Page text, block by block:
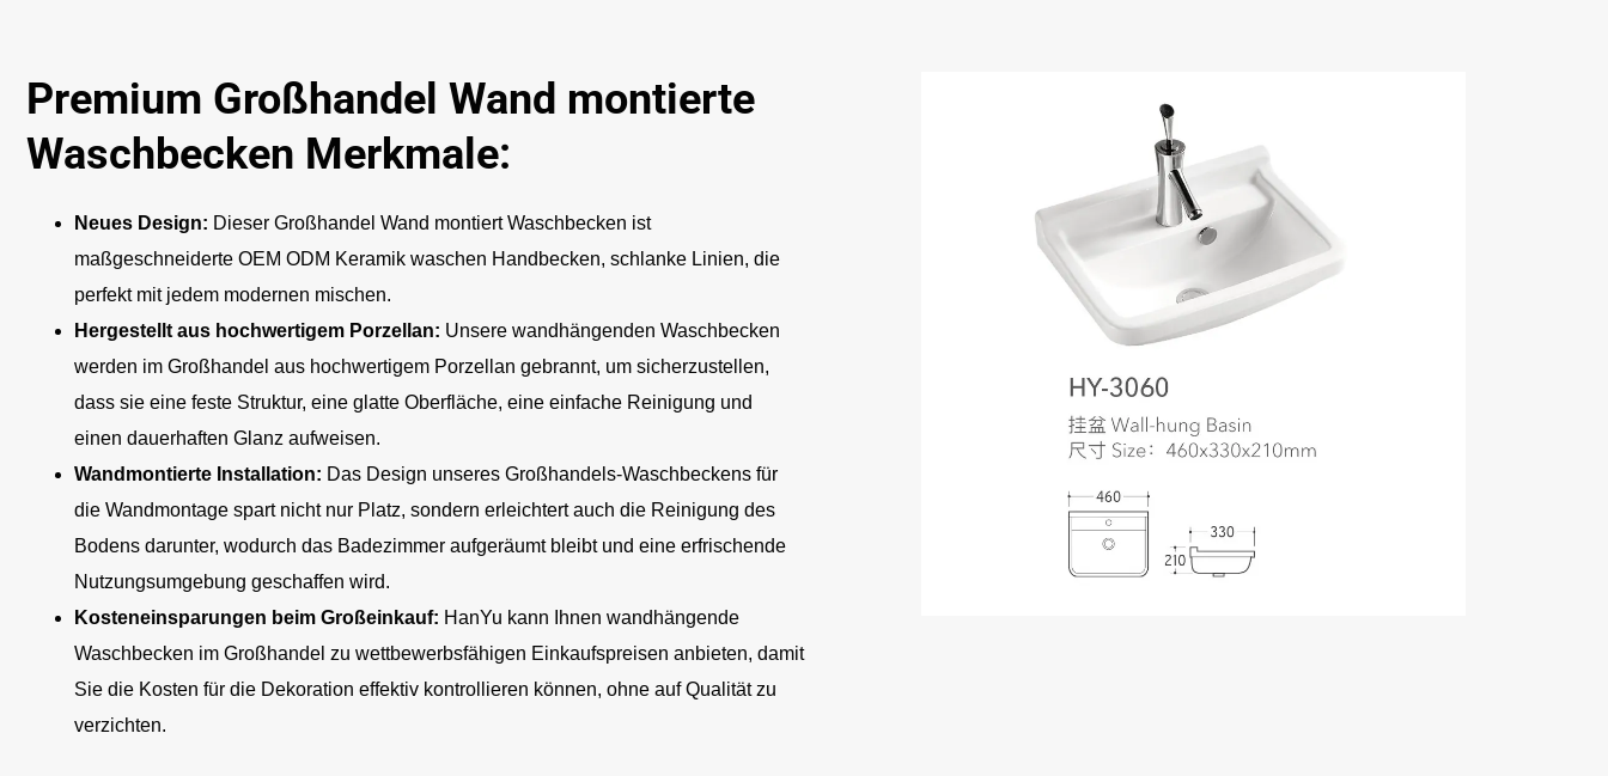
Premium Großhandel Wand montierte
Waschbecken Merkmale:
Neues Design: Dieser Großhandel Wand montiert Waschbecken ist
maßgeschneiderte OEM ODM Keramik waschen Handbecken, schlanke Linien, die
perfekt mit jedem modernen mischen.
Hergestellt aus hochwertigem Porzellan: Unsere wandhängenden Waschbecken
werden im Großhandel aus hochwertigem Porzellan gebrannt, um sicherzustellen,
dass sie eine feste Struktur, eine glatte Oberfläche, eine einfache Reinigung und
einen dauerhaften Glanz aufweisen.
Wandmontierte Installation: Das Design unseres Großhandels-Waschbeckens für
die Wandmontage spart nicht nur Platz, sondern erleichtert auch die Reinigung des
Bodens darunter, wodurch das Badezimmer aufgeräumt bleibt und eine erfrischende
Nutzungsumgebung geschaffen wird.
Kosteneinsparungen beim Großeinkauf: HanYu kann Ihnen wandhängende
Waschbecken im Großhandel zu wettbewerbsfähigen Einkaufspreisen anbieten, damit
Sie die Kosten für die Dekoration effektiv kontrollieren können, ohne auf Qualität zu
verzichten.